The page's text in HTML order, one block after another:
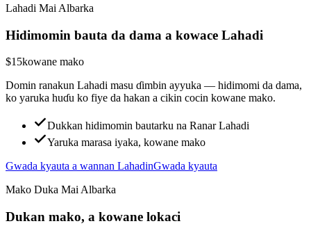
Lahadi Mai Albarka
Hidimomin bauta da dama a kowace Lahadi
$15kowane mako
Domin ranakun Lahadi masu ɗimbin ayyuka — hidimomi da dama,
ko yaruka huɗu ko fiye da hakan a cikin cocin kowane mako.
Dukkan hidimomin bautarku na Ranar Lahadi
Yaruka marasa iyaka, kowane mako
Gwada kyauta a wannan LahadinGwada kyauta
Mako Duka Mai Albarka
Dukan mako, a kowane lokaci